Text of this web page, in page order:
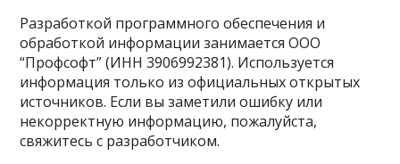
Разработкой программного обеспечения и
обработкой информации занимается ООО
“Профсофт” (ИНН 3906992381). Используется
информация только из официальных открытых
источников. Если вы заметили ошибку или
некорректную информацию, пожалуйста,
свяжитесь с разработчиком.